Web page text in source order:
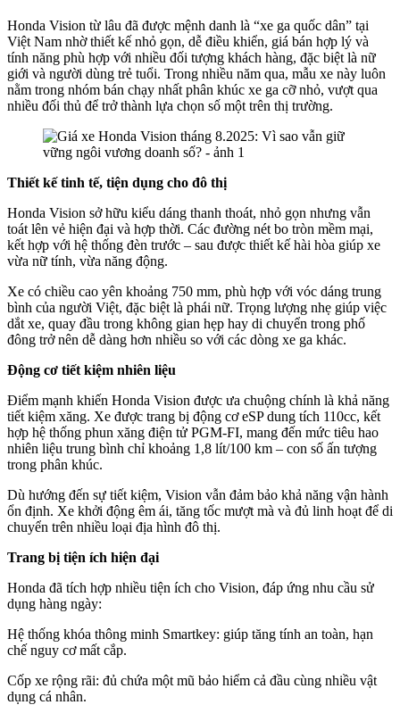
Honda Vision từ lâu đã được mệnh danh là “xe ga quốc dân” tại
Việt Nam nhờ thiết kế nhỏ gọn, dễ điều khiển, giá bán hợp lý và
tính năng phù hợp với nhiều đối tượng khách hàng, đặc biệt là nữ
giới và người dùng trẻ tuổi. Trong nhiều năm qua, mẫu xe này luôn
nằm trong nhóm bán chạy nhất phân khúc xe ga cỡ nhỏ, vượt qua
nhiều đối thủ để trở thành lựa chọn số một trên thị trường.
Thiết kế tinh tế, tiện dụng cho đô thị
Honda Vision sở hữu kiểu dáng thanh thoát, nhỏ gọn nhưng vẫn
toát lên vẻ hiện đại và hợp thời. Các đường nét bo tròn mềm mại,
kết hợp với hệ thống đèn trước – sau được thiết kế hài hòa giúp xe
vừa nữ tính, vừa năng động.
Xe có chiều cao yên khoảng 750 mm, phù hợp với vóc dáng trung
bình của người Việt, đặc biệt là phái nữ. Trọng lượng nhẹ giúp việc
dắt xe, quay đầu trong không gian hẹp hay di chuyển trong phố
đông trở nên dễ dàng hơn nhiều so với các dòng xe ga khác.
Động cơ tiết kiệm nhiên liệu
Điểm mạnh khiến Honda Vision được ưa chuộng chính là khả năng
tiết kiệm xăng. Xe được trang bị động cơ eSP dung tích 110cc, kết
hợp hệ thống phun xăng điện tử PGM-FI, mang đến mức tiêu hao
nhiên liệu trung bình chỉ khoảng 1,8 lít/100 km – con số ấn tượng
trong phân khúc.
Dù hướng đến sự tiết kiệm, Vision vẫn đảm bảo khả năng vận hành
ổn định. Xe khởi động êm ái, tăng tốc mượt mà và đủ linh hoạt để di
chuyển trên nhiều loại địa hình đô thị.
Trang bị tiện ích hiện đại
Honda đã tích hợp nhiều tiện ích cho Vision, đáp ứng nhu cầu sử
dụng hàng ngày:
Hệ thống khóa thông minh Smartkey: giúp tăng tính an toàn, hạn
chế nguy cơ mất cắp.
Cốp xe rộng rãi: đủ chứa một mũ bảo hiểm cả đầu cùng nhiều vật
dụng cá nhân.